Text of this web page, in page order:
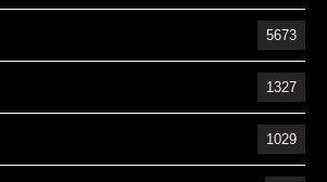
5673
1327
1029